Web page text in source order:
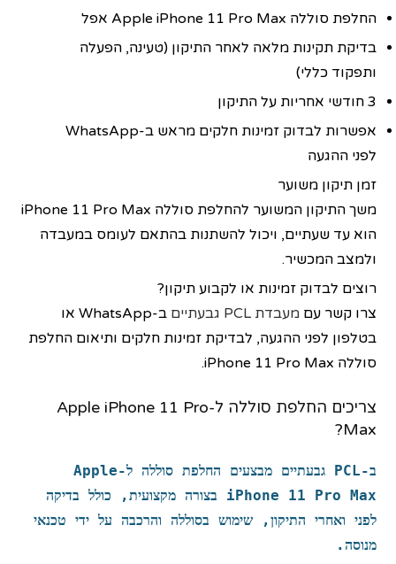
החלפת סוללה Apple iPhone 11 Pro Max אפל
בדיקת תקינות מלאה לאחר התיקון (טעינה, הפעלה
ותפקוד כללי)
3 חודשי אחריות על התיקון
אפשרות לבדוק זמינות חלקים מראש ב-WhatsApp
לפני ההגעה
זמן תיקון משוער
משך התיקון המשוער להחלפת סוללה iPhone 11 Pro Max
הוא עד שעתיים, ויכול להשתנות בהתאם לעומס במעבדה
ולמצב המכשיר.
רוצים לבדוק זמינות או לקבוע תיקון?
צרו קשר עםמעבדת PCL גבעתיים
ב-WhatsApp או
בטלפון לפני ההגעה, לבדיקת זמינות חלקים ותיאום החלפת
סוללה iPhone 11 Pro Max.
צריכים החלפת סוללה ל-Apple iPhone 11 Pro
Max?
ב-PCL גבעתיים מבצעים החלפת סוללה ל-Apple
iPhone 11 Pro Max בצורה מקצועית, כולל בדיקה
לפני ואחרי התיקון, שימוש בסוללה והרכבה על ידי טכנאי
מנוסה.